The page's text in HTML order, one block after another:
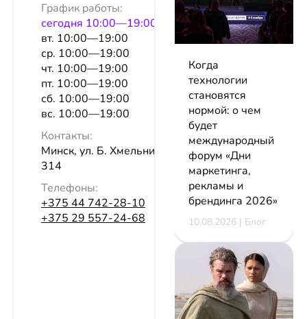
График работы:
сeгодня 10:00—19:00
вт. 10:00—19:00
ср. 10:00—19:00
чт. 10:00—19:00
пт. 10:00—19:00
сб. 10:00—19:00
вс. 10:00—19:00
Контакты:
Минск, ул. Б. Хмельницкого, 7, оф.
314
Телефоны:
+375 44 742-28-10
+375 29 557-24-68
Когда
технологии
становятся
нормой: о чем
будет
международный
форум «Дни
маркетинга,
рекламы и
брендинга 2026»
10.08.2026 | Блог